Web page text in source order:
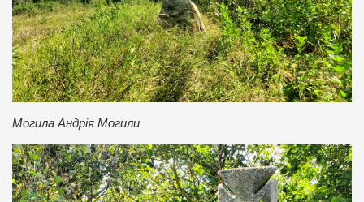
Могила Андрія Могили